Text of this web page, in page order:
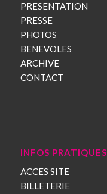
PRESENTATION
PRESSE
PHOTOS
BENEVOLES
ARCHIVE
CONTACT
INFOS PRATIQUES
ACCES SITE
BILLETERIE